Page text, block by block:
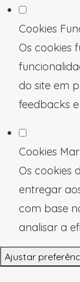
Cookies
Os cookies
do site em
feedbacks
Cookies
Os cookies
entregar
com base
analisar a
Ajustar